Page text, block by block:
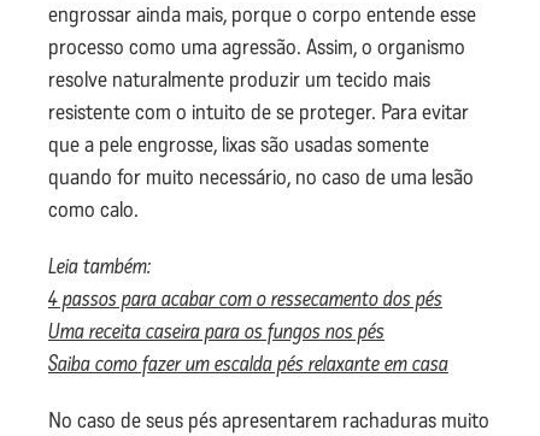
engrossar ainda mais, porque o corpo entende esse
processo como uma agressão. Assim, o organismo
resolve naturalmente produzir um tecido mais
resistente com o intuito de se proteger. Para evitar
que a pele engrosse, lixas são usadas somente
quando for muito necessário, no caso de uma lesão
como calo.
Leia também:
4 passos para acabar com o ressecamento dos pés
Uma receita caseira para os fungos nos pés
Saiba como fazer um escalda pés relaxante em casa
No caso de seus pés apresentarem rachaduras muito